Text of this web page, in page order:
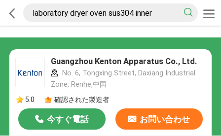
Guangzhou Kenton Apparatus Co., Ltd.
No. 6, Tongxing Street, Daxiang Industrial
Zone, Renhe,中国
5.0
確認された製造者
今すぐ電話 お問い合わせ